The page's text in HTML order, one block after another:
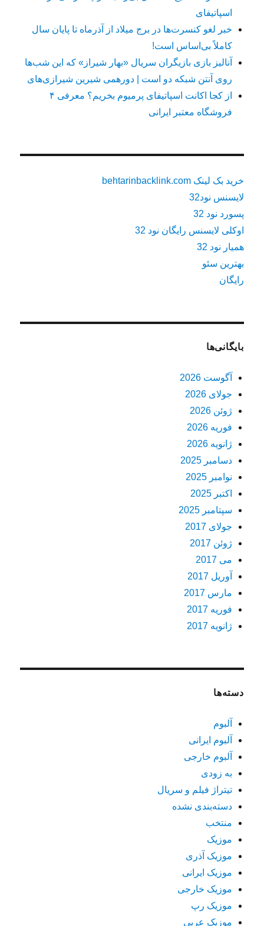
اسپاتیفای
خبر لغو کنسرت‌ها در برج میلاد از آذرماه تا پایان سال
کاملاً بی‌اساس است!
آنالیز بازی بازیگران سریال «بهار شیراز» که این شب‌ها
روی آنتن شبکه دو است | دورهمی شیرین شیرازی‌های
از کجا اکانت اسپاتیفای پرمیوم بخریم؟ معرفی ۴
فروشگاه معتبر ایرانی
خرید بک لینک behtarinbacklink.com
لایسنس نود32
پسورد نود 32
اوکلی لایسنس رایگان نود 32
همیار نود 32
بهترین سئو
رایگان
بایگانی‌ها
آگوست 2026
جولای 2026
ژوئن 2026
فوریه 2026
ژانویه 2026
دسامبر 2025
نوامبر 2025
اکتبر 2025
سپتامبر 2025
جولای 2017
ژوئن 2017
می 2017
آوریل 2017
مارس 2017
فوریه 2017
ژانویه 2017
دسته‌ها
آلبوم
آلبوم ایرانی
آلبوم خارجی
به زودی
تیتراژ فیلم و سریال
دسته‌بندی نشده
منتخب
موزیک
موزیک آذری
موزیک ایرانی
موزیک خارجی
موزیک رپ
موزیک عربی